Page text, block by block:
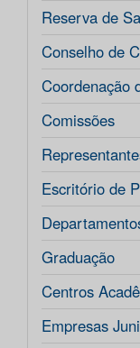
Reserva de
Conselho de
Coordenação
Comissões
Escritório de
Graduação
Centros
Empresas